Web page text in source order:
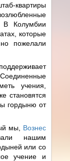
квартиры
В Колумбии
которые
пожелали
учения,
становятся
гордыню от
мы, Вознес
нашим
или со
учение и